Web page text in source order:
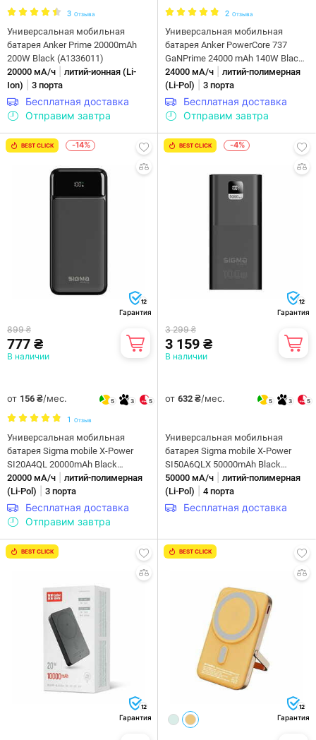
3 Отзыва
Универсальная мобильная
батарея Anker Prime 20000mAh
200W Black (A1336011)
20000 мА/ч
литий-ионная (Li-
Ion)
3 порта
Бесплатная доставка
Отправим завтра
2 Отзыва
Универсальная мобильная
батарея Anker PowerCore 737
GaNPrime 24000 mAh 140W Black
(A1289011)
24000 мА/ч
литий-полимерная
(Li-Pol)
3 порта
Бесплатная доставка
Отправим завтра
BEST CLICK -14%
12
Гарантия
899 ₴
777 ₴
В наличии
от 156 ₴/мес. 5 3 5
1 Отзыв
Универсальная мобильная
батарея Sigma mobile X-Power
SI20A4QL 20000mAh Black
(4827798799710)
20000 мА/ч
литий-полимерная
(Li-Pol)
3 порта
Бесплатная доставка
Отправим завтра
BEST CLICK -4%
12
Гарантия
3 299 ₴
3 159 ₴
В наличии
от 632 ₴/мес. 5 3 5
Универсальная мобильная
батарея Sigma mobile X-Power
SI50A6QLX 50000mAh Black
(4827798741313)
50000 мА/ч
литий-полимерная
(Li-Pol)
4 порта
Бесплатная доставка
BEST CLICK
12
Гарантия
BEST CLICK
12
Гарантия